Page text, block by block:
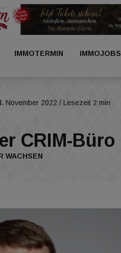
IMMOTERMIN IMMOJOBS
November 2022 / Lesezeit 2 min
CRIM-Büro
WACHSEN